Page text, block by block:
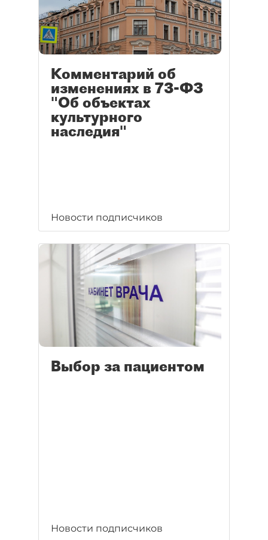
Комментарий об
изменениях в 73-ФЗ
"Об объектах
культурного
наследия"
Новости подписчиков
Выбор за пациентом
Новости подписчиков